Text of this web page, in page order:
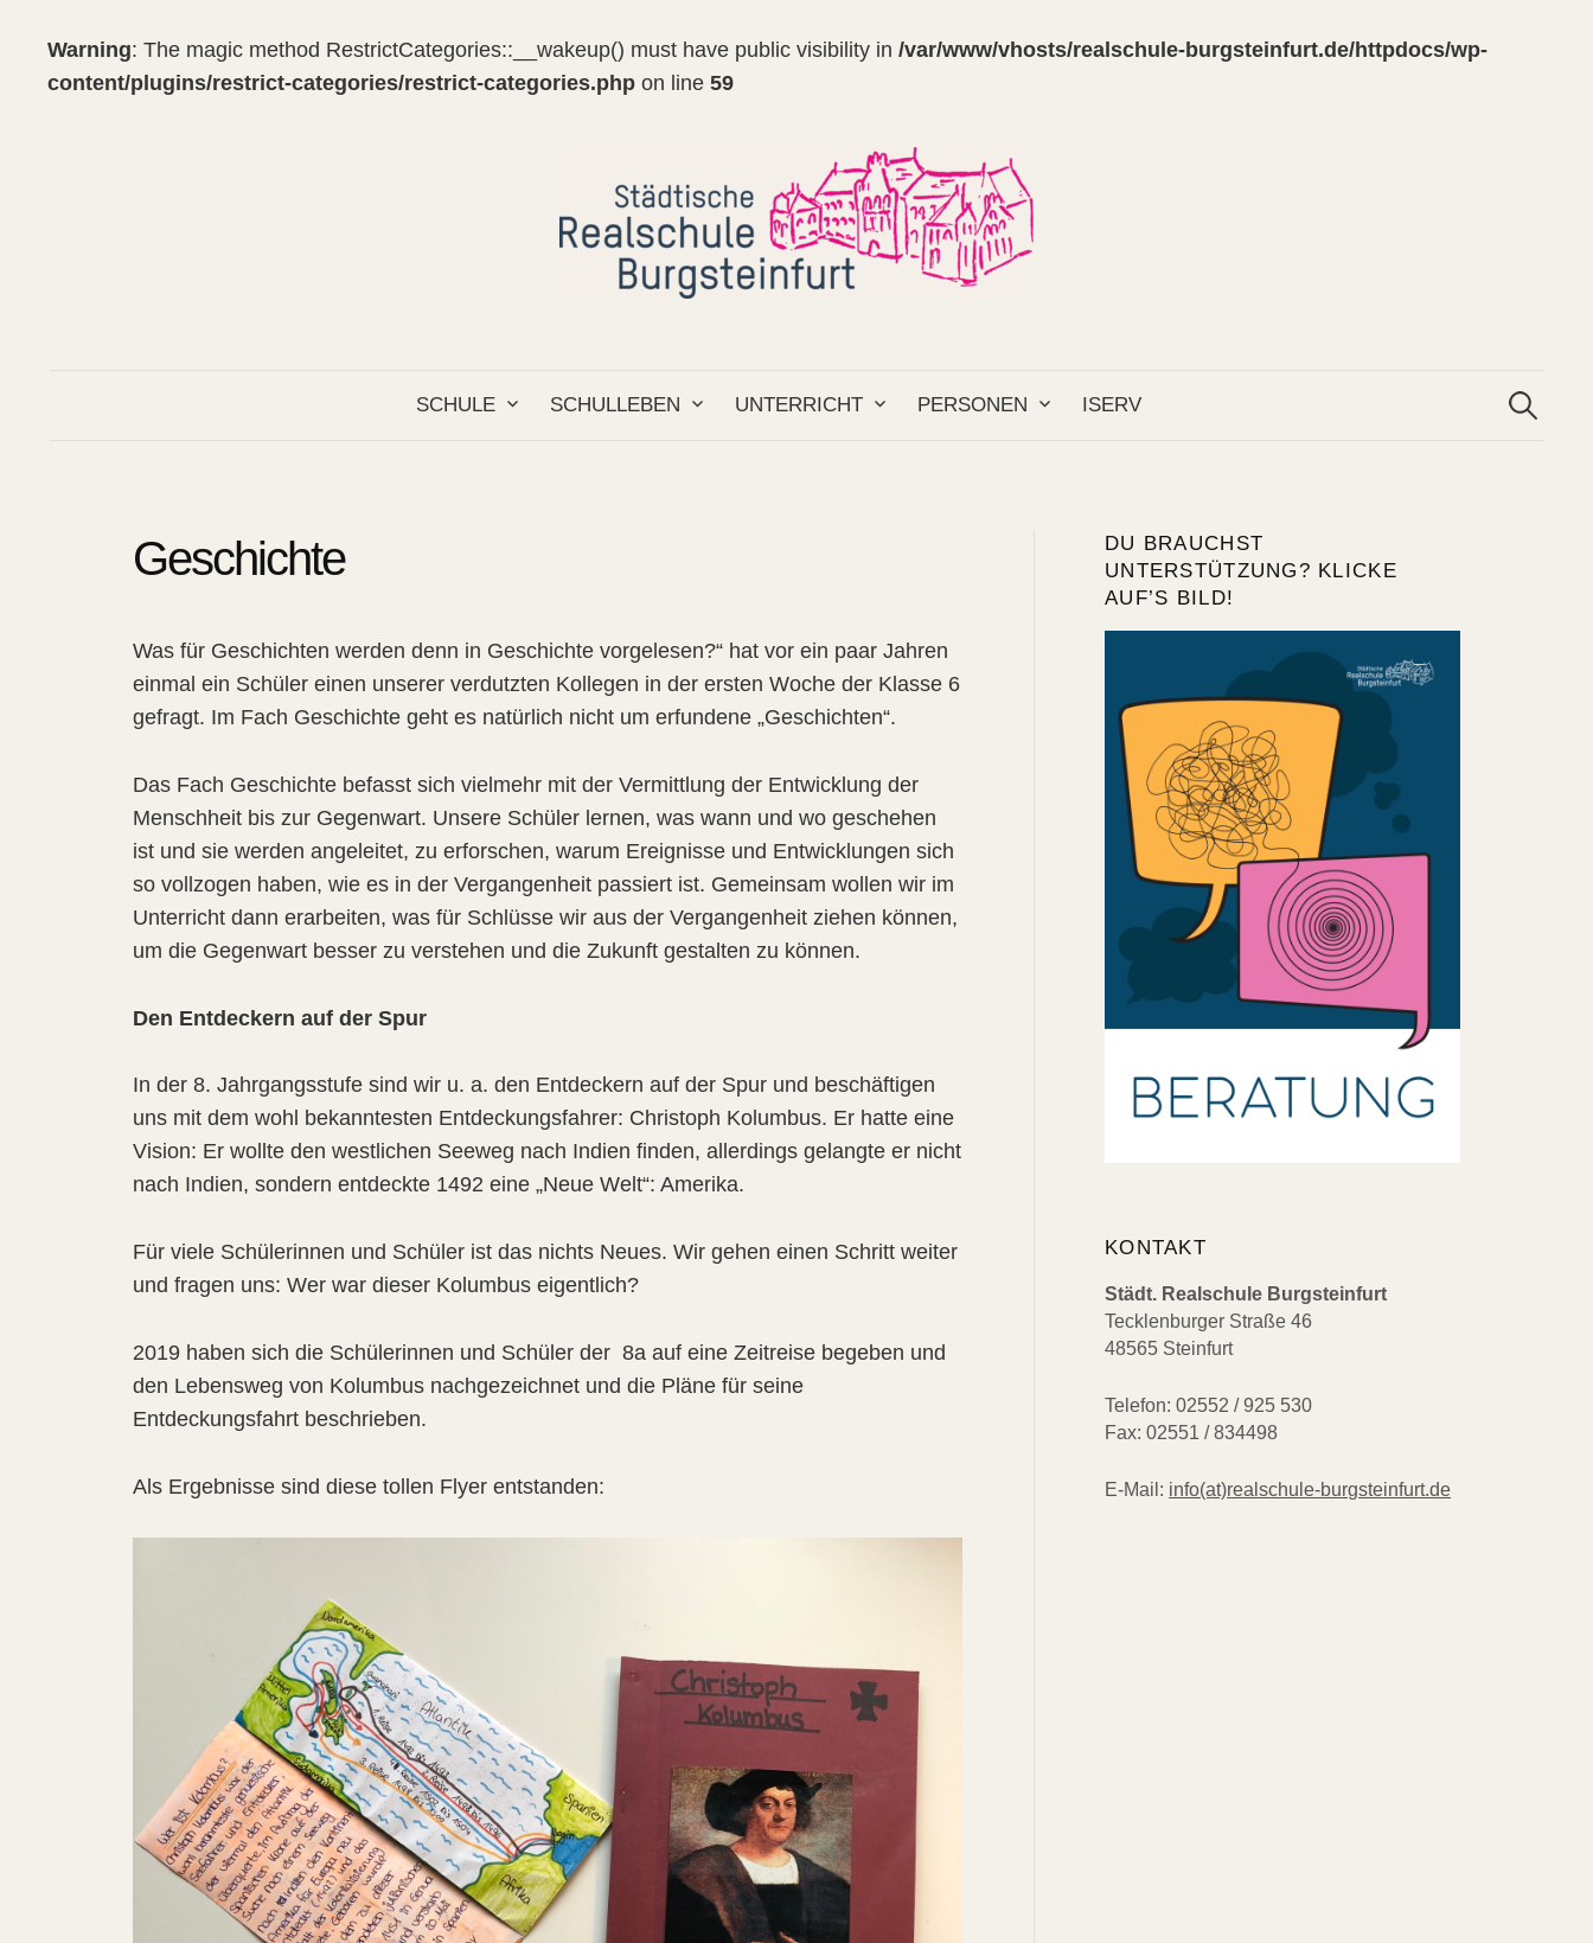
Warning: The magic method RestrictCategories::__wakeup() must have public visibility in /var/www/vhosts/realschule-burgsteinfurt.de/httpdocs/wp-
content/plugins/restrict-categories/restrict-categories.php on line 59
SCHULE SCHULLEBEN UNTERRICHT PERSONEN ISERV
nach:
Geschichte
Was für Geschichten werden denn in Geschichte vorgelesen?“ hat vor ein paar Jahren
einmal ein Schüler einen unserer verdutzten Kollegen in der ersten Woche der Klasse 6
gefragt. Im Fach Geschichte geht es natürlich nicht um erfundene „Geschichten“.
Das Fach Geschichte befasst sich vielmehr mit der Vermittlung der Entwicklung der
Menschheit bis zur Gegenwart. Unsere Schüler lernen, was wann und wo geschehen
ist und sie werden angeleitet, zu erforschen, warum Ereignisse und Entwicklungen sich
so vollzogen haben, wie es in der Vergangenheit passiert ist. Gemeinsam wollen wir im
Unterricht dann erarbeiten, was für Schlüsse wir aus der Vergangenheit ziehen können,
um die Gegenwart besser zu verstehen und die Zukunft gestalten zu können.
Den Entdeckern auf der Spur
In der 8. Jahrgangsstufe sind wir u. a. den Entdeckern auf der Spur und beschäftigen
uns mit dem wohl bekanntesten Entdeckungsfahrer: Christoph Kolumbus. Er hatte eine
Vision: Er wollte den westlichen Seeweg nach Indien finden, allerdings gelangte er nicht
nach Indien, sondern entdeckte 1492 eine „Neue Welt“: Amerika.
Für viele Schülerinnen und Schüler ist das nichts Neues. Wir gehen einen Schritt weiter
und fragen uns: Wer war dieser Kolumbus eigentlich?
2019 haben sich die Schülerinnen und Schüler der 8a auf eine Zeitreise begeben und
den Lebensweg von Kolumbus nachgezeichnet und die Pläne für seine
Entdeckungsfahrt beschrieben.
Als Ergebnisse sind diese tollen Flyer entstanden:
DU BRAUCHST
UNTERSTÜTZUNG? KLICKE
AUF’S BILD!
KONTAKT
Städt. Realschule Burgsteinfurt
Tecklenburger Straße 46
48565 Steinfurt
Telefon: 02552 / 925 530
Fax: 02551 / 834498
E-Mail: info(at)realschule-burgsteinfurt.de